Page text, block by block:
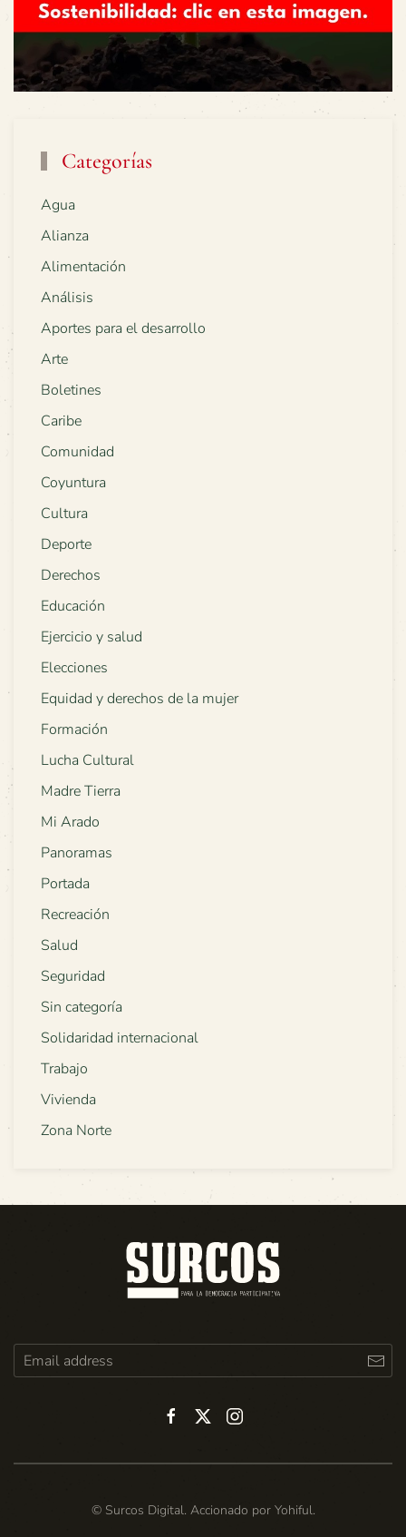
Categorías
Agua
Alianza
Alimentación
Análisis
Aportes para el desarrollo
Arte
Boletines
Caribe
Comunidad
Coyuntura
Cultura
Deporte
Derechos
Educación
Ejercicio y salud
Elecciones
Equidad y derechos de la mujer
Formación
Lucha Cultural
Madre Tierra
Mi Arado
Panoramas
Portada
Recreación
Salud
Seguridad
Sin categoría
Solidaridad internacional
Trabajo
Vivienda
Zona Norte
© Surcos Digital. Accionado por Yohiful.